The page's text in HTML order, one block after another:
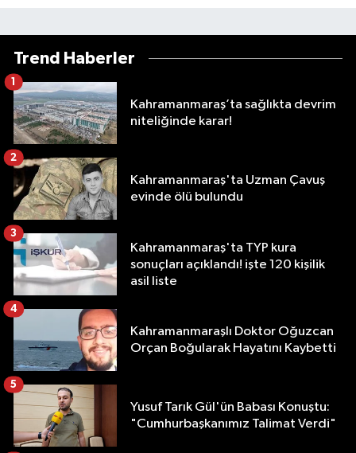
Trend Haberler
Kahramanmaraş’ta sağlıkta devrim
niteliğinde karar!
1
Kahramanmaraş'ta Uzman Çavuş
evinde ölü bulundu
2
Kahramanmaraş'ta TYP kura
sonuçları açıklandı! işte 120 kişilik
asil liste
3
Kahramanmaraşlı Doktor Oğuzcan
Orçan Boğularak Hayatını Kaybetti
4
Yusuf Tarık Gül'ün Babası Konuştu:
"Cumhurbaşkanımız Talimat Verdi"
5